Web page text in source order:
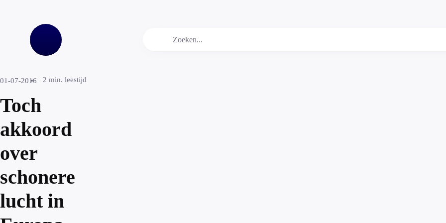
01-07-2016 2 min. leestijd
Toch
akkoord
over
schonere
lucht in